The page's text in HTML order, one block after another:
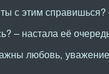
с этим
– настала её
любовь, уважение